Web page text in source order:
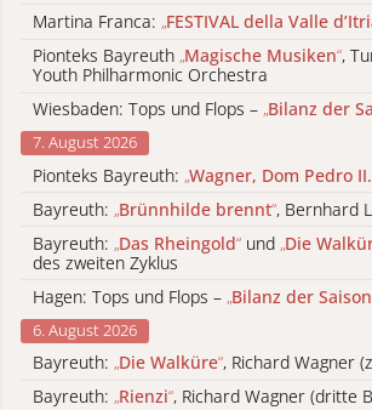
Martina Franca: „FESTIVAL della Valle
Pionteks Bayreuth „Magische Musiken“,
Youth Philharmonic Orchestra
Wiesbaden: Tops und Flops – „Bilanz der
7. August 2026
Pionteks Bayreuth: „Wagner, Dom Pedro
Bayreuth: „Brünnhilde brennt“, Bernhard
Bayreuth: „Das Rheingold“ und „Die
des zweiten Zyklus
Hagen: Tops und Flops – „Bilanz der
6. August 2026
Bayreuth: „Die Walküre“, Richard Wagner
Bayreuth: „Rienzi“, Richard Wagner (dritte